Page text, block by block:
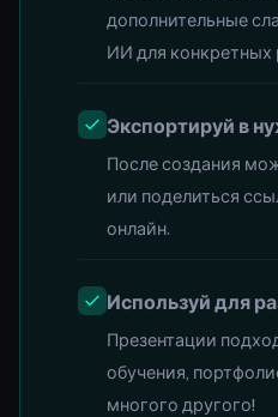
дополнительные
ИИ для конкретных
Экспортируй в
После создания
или поделиться
онлайн.
Используй для
Презентации
обучения,
многого другого!